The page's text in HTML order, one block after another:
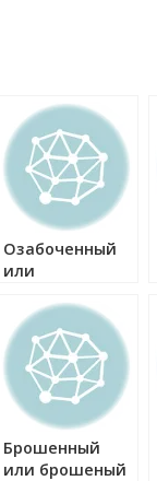
Озабоченный
или
как правильно?
Брошенный
или брошеный